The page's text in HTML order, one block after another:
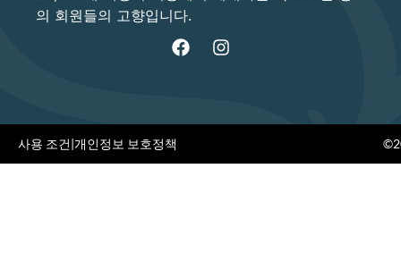
의 회원들의 고향입니다.
사용 조건 개인정보 보호정책